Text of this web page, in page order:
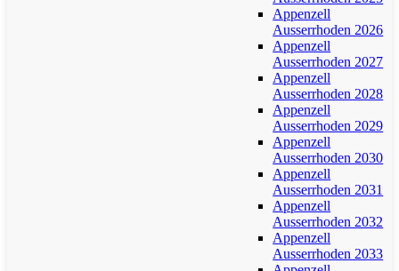
Appenzell
Ausserrhoden 2026
Appenzell
Ausserrhoden 2027
Appenzell
Ausserrhoden 2028
Appenzell
Ausserrhoden 2029
Appenzell
Ausserrhoden 2030
Appenzell
Ausserrhoden 2031
Appenzell
Ausserrhoden 2032
Appenzell
Ausserrhoden 2033